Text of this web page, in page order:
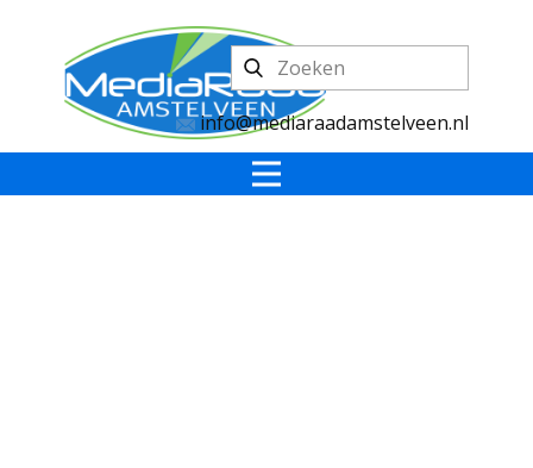
info@mediaraadamstelveen.nl